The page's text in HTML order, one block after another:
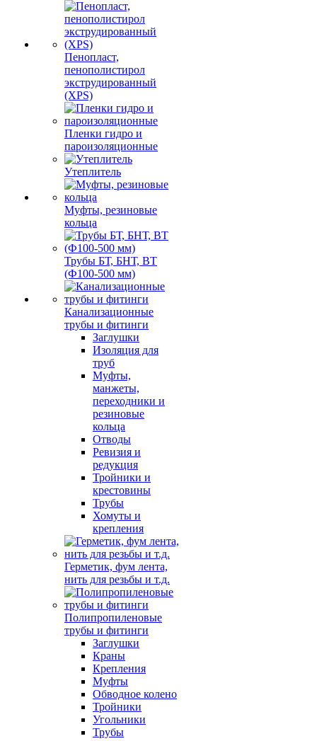
Пенопласт,
пенополистирол
экструдированный
(XPS)
Пленки гидро и
пароизоляционные
Утеплитель
Муфты, резиновые
кольца
Трубы БТ, БНТ, ВТ
(Ф100-500 мм)
Канализационные
трубы и фитинги
Заглушки
Изоляция для
труб
Муфты,
манжеты,
переходники и
резиновые
кольца
Отводы
Ревизия и
редукция
Тройники и
крестовины
Трубы
Хомуты и
крепления
Герметик, фум лента,
нить для резьбы и т.д.
Полипропиленовые
трубы и фитинги
Заглушки
Краны
Крепления
Муфты
Обводное колено
Тройники
Угольники
Трубы